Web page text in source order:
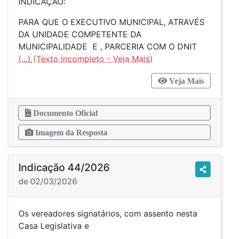
PARA QUE O EXECUTIVO MUNICIPAL, ATRAVÉS
DA UNIDADE COMPETENTE DA
MUNICIPALIDADE E , PARCERIA COM O DNIT
(...)
Veja Mais
Documento Oficial
Imagem da Resposta
Indicação 44/2026
de 02/03/2026
Os vereadores signatários, com assento nesta
Casa Legislativa e